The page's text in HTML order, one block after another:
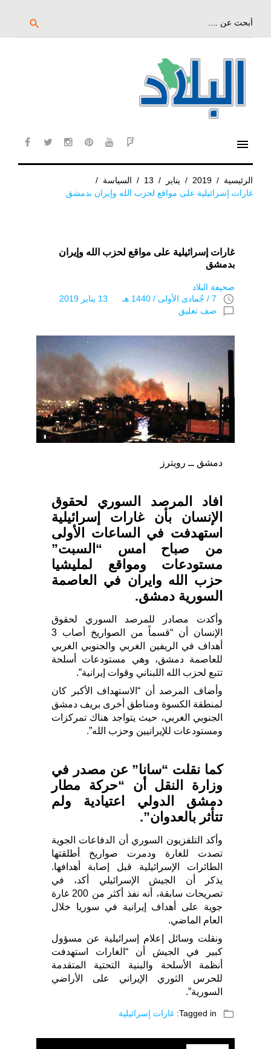
search
menu
الرئيسية /
2019
/ يناير /
13
/ السياسة /
غارات إسرائيلية على مواقع لحزب الله وإيران بدمشق
غارات إسرائيلية على مواقع لحزب الله وإيران
بدمشق
صحيفة البلاد
access_time 7 / جُمادى اﻷولى / 1440 هـ 13 يناير 2019
chat_bubble_outline ضف تعليق
دمشق ــ رويترز
افاد المرصد السوري لحقوق
الإنسان بأن غارات إسرائيلية
استهدفت في الساعات الأولى
من صباح امس “السبت”
مستودعات ومواقع لمليشيا
حزب الله وايران في العاصمة
السورية دمشق.
وأكدت مصادر للمرصد السوري لحقوق
الإنسان أن “قسماً من الصواريخ أصاب 3
أهداف في الريفين الغربي والجنوبي الغربي
للعاصمة دمشق، وهي مستودعات أسلحة
تتبع لحزب الله اللبناني وقوات إيرانية”.
وأضاف المرصد أن “الاستهداف الأكبر كان
لمنطقة الكسوة ومناطق أخرى بريف دمشق
الجنوبي الغربي، حيث يتواجد هناك تمركزات
ومستودعات للإيرانيين وحزب الله”.
كما نقلت “سانا” عن مصدر في
وزارة النقل أن “حركة مطار
دمشق الدولي اعتيادية ولم
تتأثر بالعدوان”.
وأكد التلفزيون السوري أن الدفاعات الجوية
تصدت للغارة ودمرت صواريخ أطلقتها
الطائرات الإسرائيلية قبل إصابة أهدافها.
يذكر أن الجيش الإسرائيلي أكد، في
تصريحات سابقة، أنه نفذ أكثر من 200 غارة
جوية على أهداف إيرانية في سوريا خلال
العام الماضي.
ونقلت وسائل إعلام إسرائيلية عن مسؤول
كبير في الجيش أن “الغارات استهدفت
أنظمة الأسلحة والبنية التحتية المتقدمة
للحرس الثوري الإيراني على الأراضي
السورية”.
folder_open
Tagged in: غارات إسرائيلية